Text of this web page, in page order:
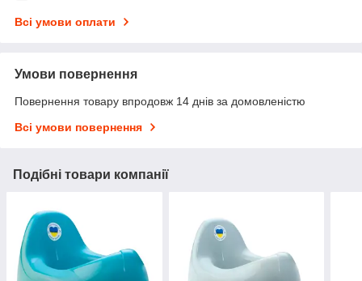
Всі умови оплати
Умови повернення
Повернення товару впродовж 14 днів за домовленістю
Всі умови повернення
Подібні товари компанії